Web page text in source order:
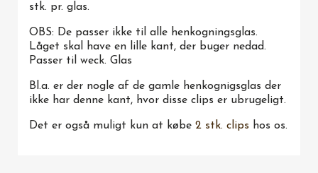
stk. pr. glas.
OBS: De passer ikke til alle henkogningsglas.
Låget skal have en lille kant, der buger nedad.
Passer til weck. Glas
Bl.a. er der nogle af de gamle henkognigsglas der
ikke har denne kant, hvor disse clips er ubrugeligt.
Det er også muligt kun at købe 2 stk. clips hos os.